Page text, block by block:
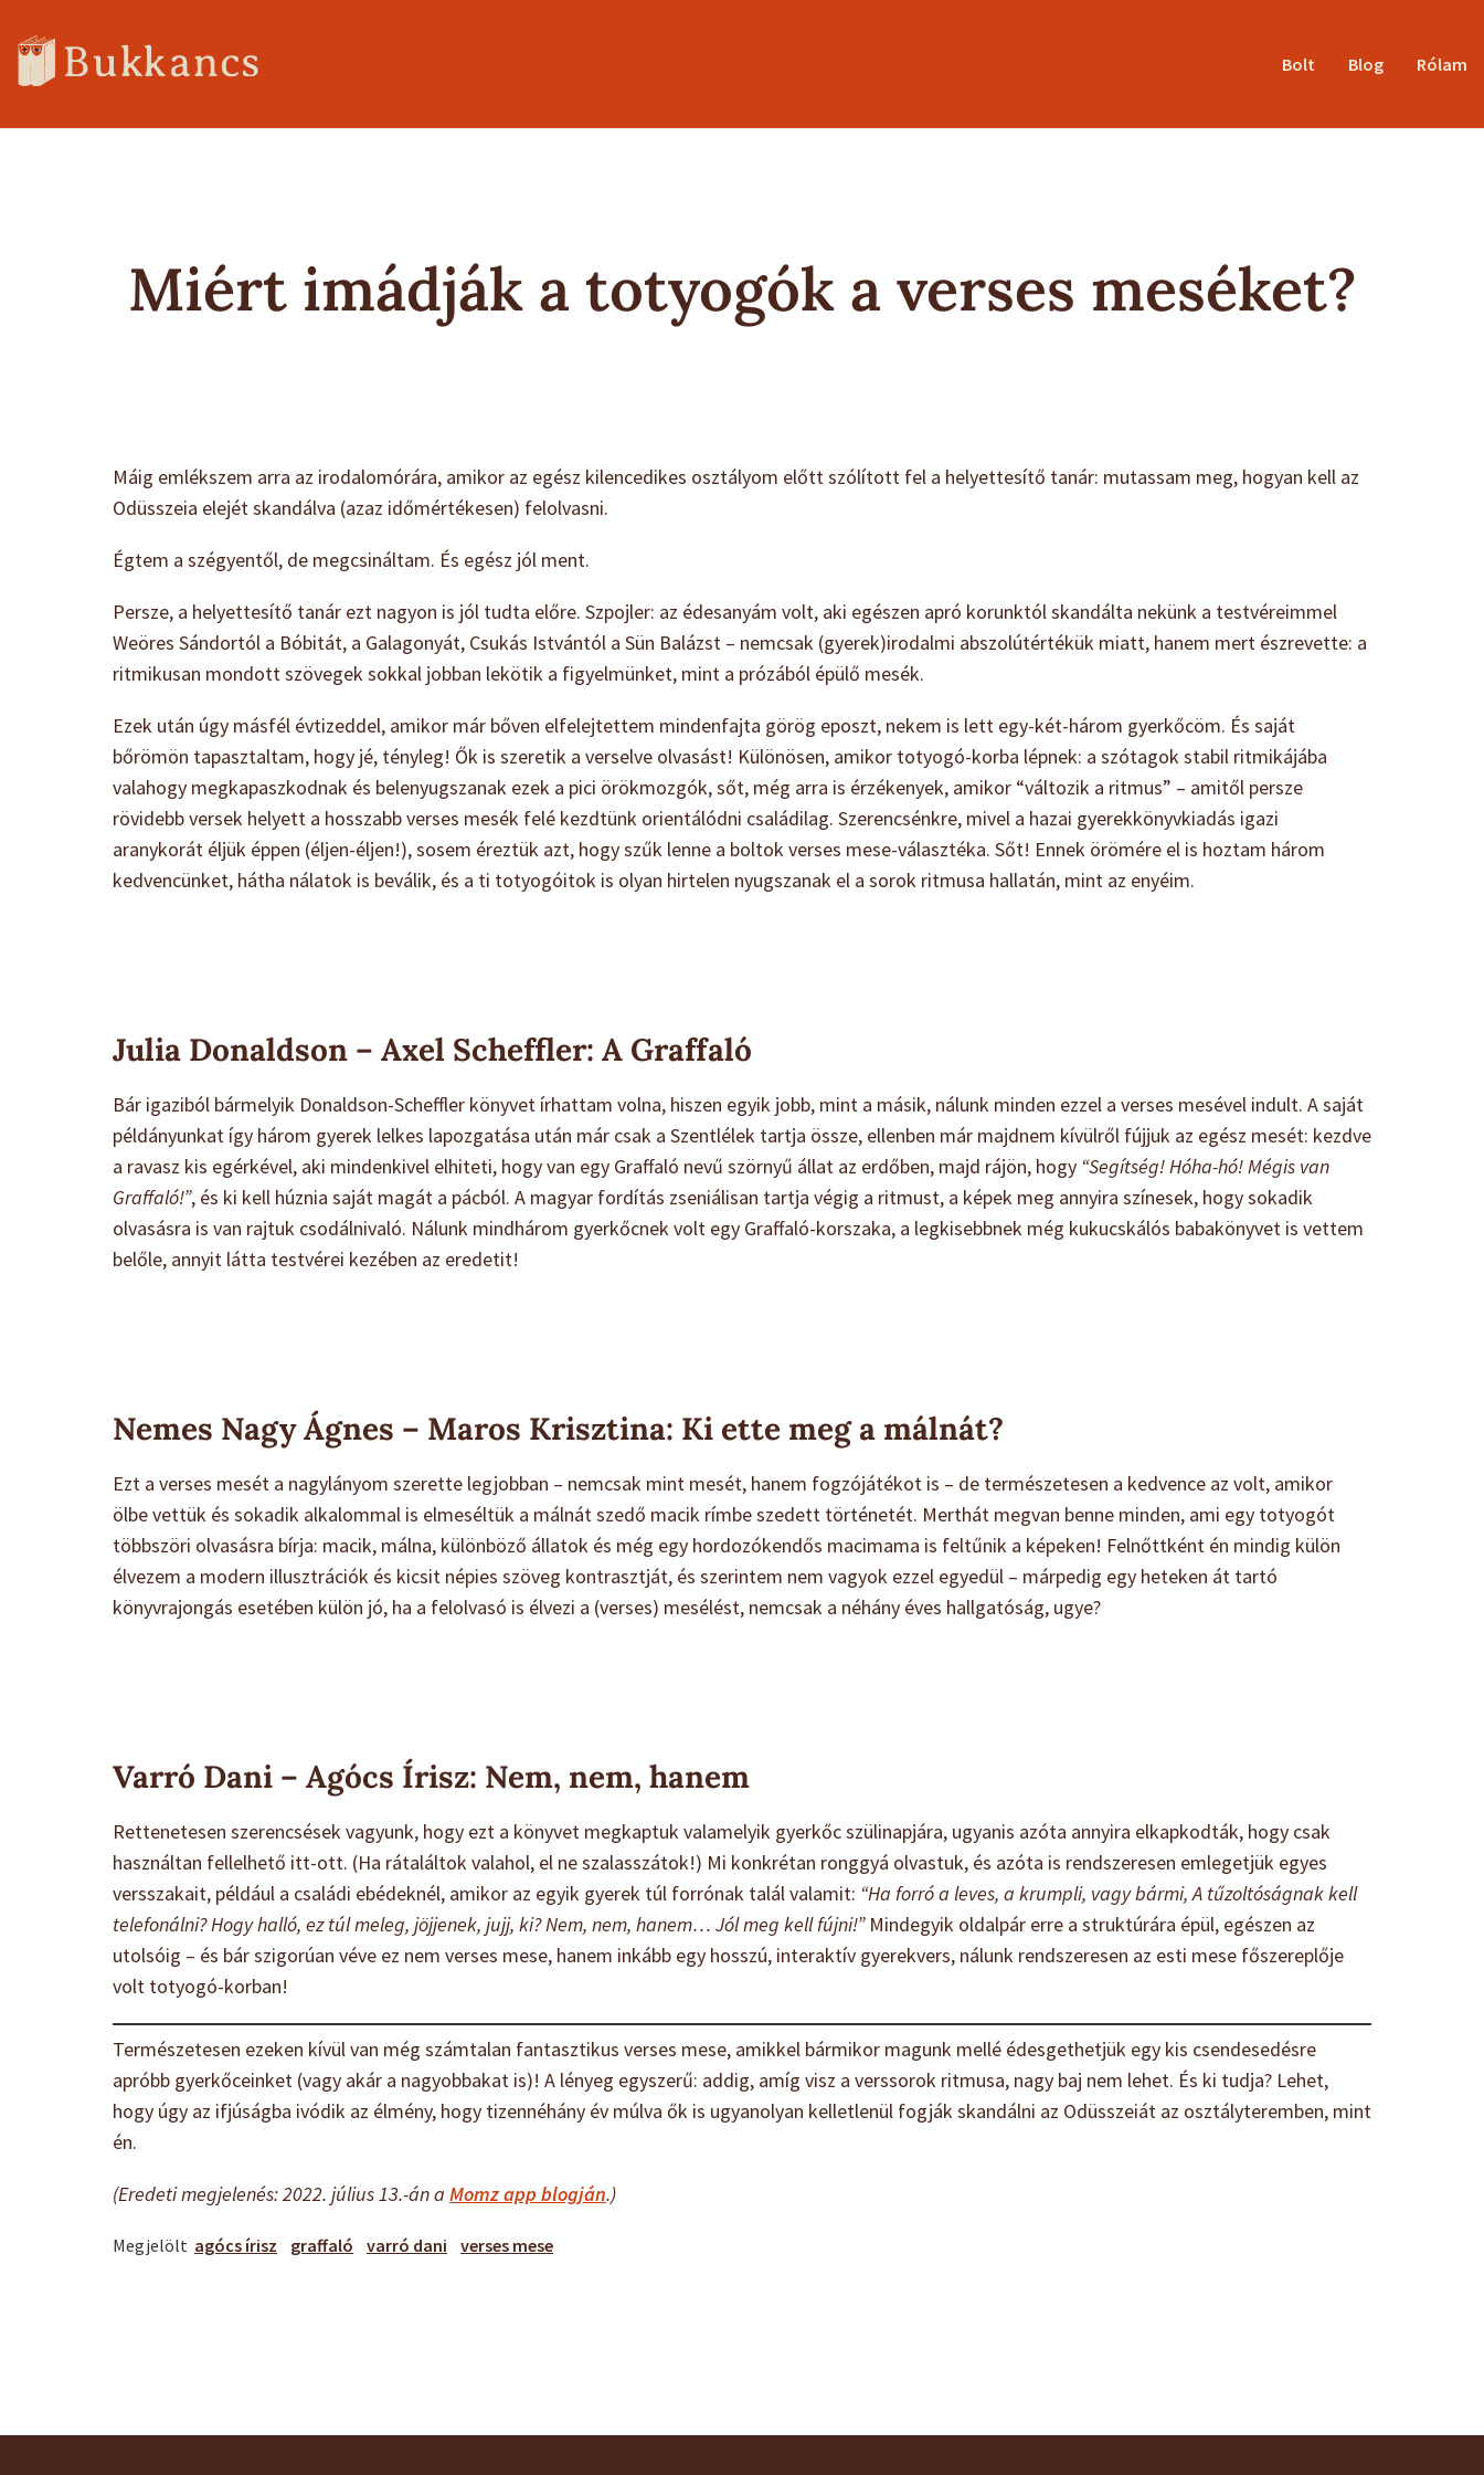
Bolt Blog Rólam
Miért imádják a totyogók a verses meséket?
Máig emlékszem arra az irodalomórára, amikor az egész kilencedikes osztályom előtt szólított fel a helyettesítő tanár: mutassam meg, hogyan kell az
Odüsszeia elejét skandálva (azaz időmértékesen) felolvasni.
Égtem a szégyentől, de megcsináltam. És egész jól ment.
Persze, a helyettesítő tanár ezt nagyon is jól tudta előre. Szpojler: az édesanyám volt, aki egészen apró korunktól skandálta nekünk a testvéreimmel
Weöres Sándortól a Bóbitát, a Galagonyát, Csukás Istvántól a Sün Balázst – nemcsak (gyerek)irodalmi abszolútértékük miatt, hanem mert észrevette: a
ritmikusan mondott szövegek sokkal jobban lekötik a figyelmünket, mint a prózából épülő mesék.
Ezek után úgy másfél évtizeddel, amikor már bőven elfelejtettem mindenfajta görög eposzt, nekem is lett egy-két-három gyerkőcöm. És saját
bőrömön tapasztaltam, hogy jé, tényleg! Ők is szeretik a verselve olvasást! Különösen, amikor totyogó-korba lépnek: a szótagok stabil ritmikájába
valahogy megkapaszkodnak és belenyugszanak ezek a pici örökmozgók, sőt, még arra is érzékenyek, amikor “változik a ritmus” – amitől persze
rövidebb versek helyett a hosszabb verses mesék felé kezdtünk orientálódni családilag. Szerencsénkre, mivel a hazai gyerekkönyvkiadás igazi
aranykorát éljük éppen (éljen-éljen!), sosem éreztük azt, hogy szűk lenne a boltok verses mese-választéka. Sőt! Ennek örömére el is hoztam három
kedvencünket, hátha nálatok is beválik, és a ti totyogóitok is olyan hirtelen nyugszanak el a sorok ritmusa hallatán, mint az enyéim.
Julia Donaldson – Axel Scheffler: A Graffaló
Bár igaziból bármelyik Donaldson-Scheffler könyvet írhattam volna, hiszen egyik jobb, mint a másik, nálunk minden ezzel a verses mesével indult. A saját
példányunkat így három gyerek lelkes lapozgatása után már csak a Szentlélek tartja össze, ellenben már majdnem kívülről fújjuk az egész mesét: kezdve
a ravasz kis egérkével, aki mindenkivel elhiteti, hogy van egy Graffaló nevű szörnyű állat az erdőben, majd rájön, hogy “Segítség! Hóha-hó! Mégis van
Graffaló!”, és ki kell húznia saját magát a pácból. A magyar fordítás zseniálisan tartja végig a ritmust, a képek meg annyira színesek, hogy sokadik
olvasásra is van rajtuk csodálnivaló. Nálunk mindhárom gyerkőcnek volt egy Graffaló-korszaka, a legkisebbnek még kukucskálós babakönyvet is vettem
belőle, annyit látta testvérei kezében az eredetit!
Nemes Nagy Ágnes – Maros Krisztina: Ki ette meg a málnát?
Ezt a verses mesét a nagylányom szerette legjobban – nemcsak mint mesét, hanem fogzójátékot is – de természetesen a kedvence az volt, amikor
ölbe vettük és sokadik alkalommal is elmeséltük a málnát szedő macik rímbe szedett történetét. Merthát megvan benne minden, ami egy totyogót
többszöri olvasásra bírja: macik, málna, különböző állatok és még egy hordozókendős macimama is feltűnik a képeken! Felnőttként én mindig külön
élvezem a modern illusztrációk és kicsit népies szöveg kontrasztját, és szerintem nem vagyok ezzel egyedül – márpedig egy heteken át tartó
könyvrajongás esetében külön jó, ha a felolvasó is élvezi a (verses) mesélést, nemcsak a néhány éves hallgatóság, ugye?
Varró Dani – Agócs Írisz: Nem, nem, hanem
Rettenetesen szerencsések vagyunk, hogy ezt a könyvet megkaptuk valamelyik gyerkőc szülinapjára, ugyanis azóta annyira elkapkodták, hogy csak
használtan fellelhető itt-ott. (Ha rátaláltok valahol, el ne szalasszátok!) Mi konkrétan ronggyá olvastuk, és azóta is rendszeresen emlegetjük egyes
versszakait, például a családi ebédeknél, amikor az egyik gyerek túl forrónak talál valamit: “Ha forró a leves, a krumpli, vagy bármi, A tűzoltóságnak kell
telefonálni? Hogy halló, ez túl meleg, jöjjenek, jujj, ki? Nem, nem, hanem… Jól meg kell fújni!”Mindegyik oldalpár erre a struktúrára épül, egészen az
utolsóig – és bár szigorúan véve ez nem verses mese, hanem inkább egy hosszú, interaktív gyerekvers, nálunk rendszeresen az esti mese főszereplője
volt totyogó-korban!
Természetesen ezeken kívül van még számtalan fantasztikus verses mese, amikkel bármikor magunk mellé édesgethetjük egy kis csendesedésre
apróbb gyerkőceinket (vagy akár a nagyobbakat is)! A lényeg egyszerű: addig, amíg visz a verssorok ritmusa, nagy baj nem lehet. És ki tudja? Lehet,
hogy úgy az ifjúságba ivódik az élmény, hogy tizennéhány év múlva ők is ugyanolyan kelletlenül fogják skandálni az Odüsszeiát az osztályteremben, mint
én.
(Eredeti megjelenés: 2022. július 13.-án a Momz app blogján.)
Megjelölt agócs írisz graffaló varró dani verses mese